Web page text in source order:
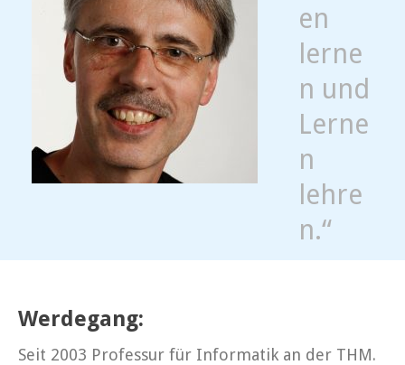
en
lerne
n und
Lerne
n
lehre
n.“
Werdegang:
Seit 2003 Professur für Informatik an der THM.